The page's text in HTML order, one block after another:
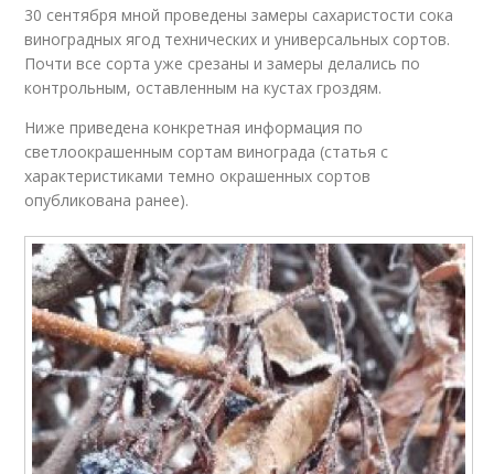
30 сентября мной проведены замеры сахаристости сока
виноградных ягод технических и универсальных сортов.
Почти все сорта уже срезаны и замеры делались по
контрольным, оставленным на кустах гроздям.
Ниже приведена конкретная информация по
светлоокрашенным сортам винограда (статья с
характеристиками темно окрашенных сортов
опубликована ранее).